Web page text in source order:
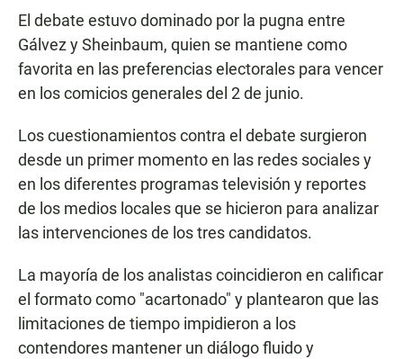
El debate estuvo dominado por la pugna entre
Gálvez y Sheinbaum, quien se mantiene como
favorita en las preferencias electorales para vencer
en los comicios generales del 2 de junio.
Los cuestionamientos contra el debate surgieron
desde un primer momento en las redes sociales y
en los diferentes programas televisión y reportes
de los medios locales que se hicieron para analizar
las intervenciones de los tres candidatos.
La mayoría de los analistas coincidieron en calificar
el formato como "acartonado" y plantearon que las
limitaciones de tiempo impidieron a los
contendores mantener un diálogo fluido y